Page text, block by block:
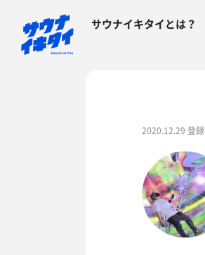
サウナイキタイとは？
2020.12.29 登録